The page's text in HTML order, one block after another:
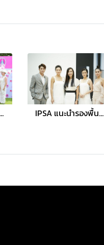
รวมพลังสีชมพูจากผู้หญิง ช่วยเหลือผู้ป่วยมะเร็งเต้านม Queen’s Cup Pink Polo 2017 IPSA แนะนำรองพื้นและครีเอทีฟ ออยล์ ให้คุณสร้างสรรค์ผิวเนียนสวยเป็นธรรมชาติ ในแบบที่คุณต้องการ